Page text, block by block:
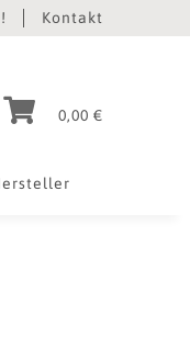
Kontakt
0,00 €